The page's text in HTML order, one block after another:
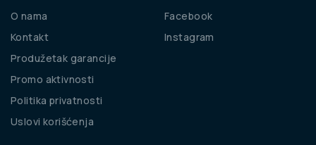
O nama
Kontakt
Produžetak garancije
Promo aktivnosti
Politika privatnosti
Uslovi korišćenja
Facebook
Instagram